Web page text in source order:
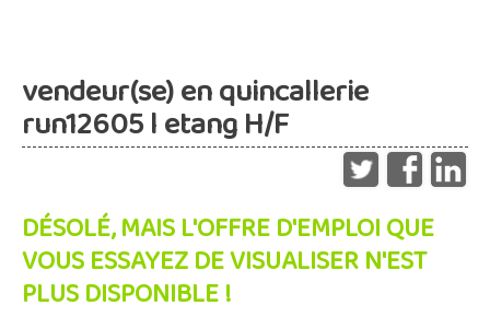
vendeur(se) en quincallerie
run12605 l etang H/F
DÉSOLÉ, MAIS L'OFFRE D'EMPLOI QUE
VOUS ESSAYEZ DE VISUALISER N'EST
PLUS DISPONIBLE !